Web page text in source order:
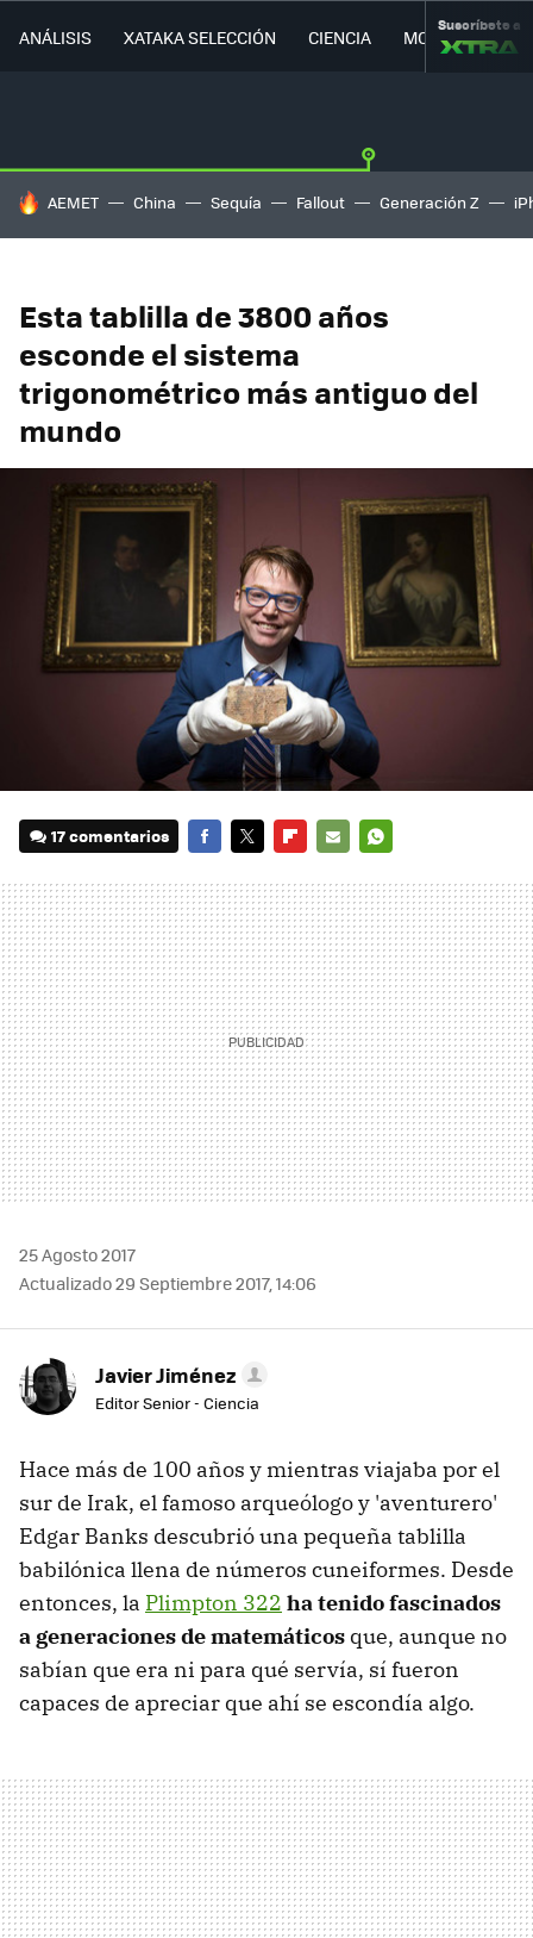
ANÁLISIS XATAKA SELECCIÓN CIENCIA MOVILIDAD
Suscríbete a
HOY SE HABLA DE
AEMET China Sequía Fallout Generación Z
Esta tablilla de 3800 años
esconde el sistema
trigonométrico más antiguo del
mundo
17 comentarios
MAIL
25 Agosto 2017
Actualizado 29 Septiembre 2017, 14:06
Javier Jiménez
Editor Senior - Ciencia
Hace más de 100 años y mientras viajaba por el
sur de Irak, el famoso arqueólogo y 'aventurero'
Edgar Banks descubrió una pequeña tablilla
babilónica llena de números cuneiformes. Desde
entonces, la Plimpton 322 ha tenido fascinados
a generaciones de matemáticos que, aunque no
sabían que era ni para qué servía, sí fueron
capaces de apreciar que ahí se escondía algo.